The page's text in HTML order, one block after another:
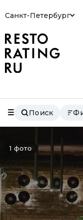
Санкт-Петербург
Поиск
1 фото